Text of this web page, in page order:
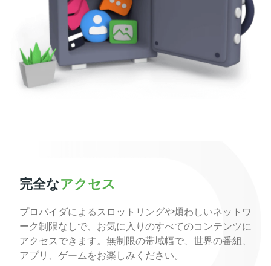
完全なアクセス
プロバイダによるスロットリングや煩わしいネットワ
ーク制限なしで、お気に入りのすべてのコンテンツに
アクセスできます。無制限の帯域幅で、世界の番組、
アプリ、ゲームをお楽しみください。